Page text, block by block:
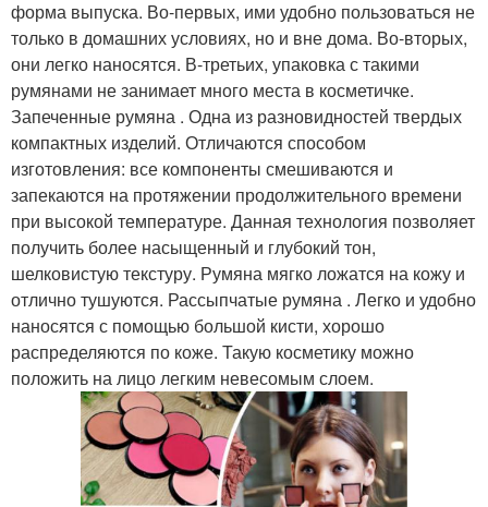
форма выпуска. Во-первых, ими удобно пользоваться не
только в домашних условиях, но и вне дома. Во-вторых,
они легко наносятся. В-третьих, упаковка с такими
румянами не занимает много места в косметичке.
Запеченные румяна . Одна из разновидностей твердых
компактных изделий. Отличаются способом
изготовления: все компоненты смешиваются и
запекаются на протяжении продолжительного времени
при высокой температуре. Данная технология позволяет
получить более насыщенный и глубокий тон,
шелковистую текстуру. Румяна мягко ложатся на кожу и
отлично тушуются. Рассыпчатые румяна . Легко и удобно
наносятся с помощью большой кисти, хорошо
распределяются по коже. Такую косметику можно
положить на лицо легким невесомым слоем.